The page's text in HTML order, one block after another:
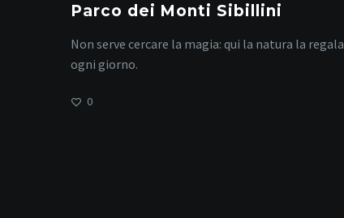
Parco dei Monti Sibillini
Non serve cercare la magia: qui la natura la regala
ogni giorno.
0